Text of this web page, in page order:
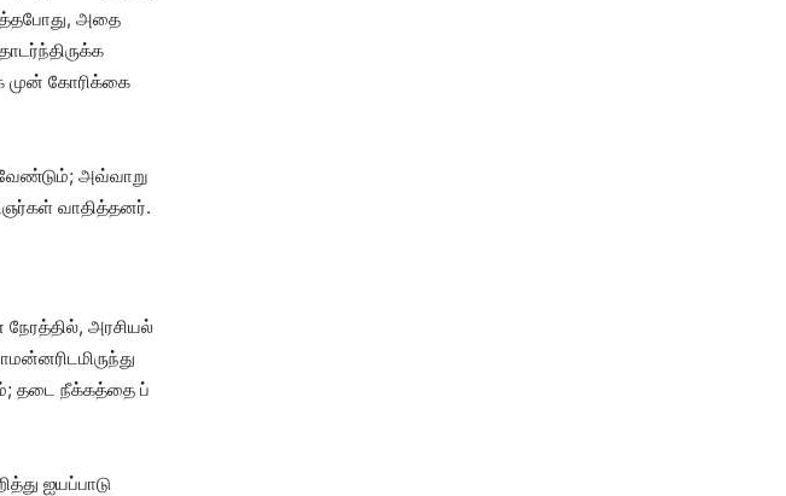
அதை
முன் கோரிக்கை
அவ்வாறு
வாதித்தனர்.
நேரத்தில், அரசியல்
தடை நீக்கத்தை ப்
ஐயப்பாடு